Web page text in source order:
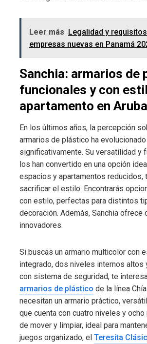
Leer más Legalidad y
empresas nuevas en Panamá
Sanchia: armarios de
funcionales y con
apartamento en Aruba
En los últimos años, la percepción
armarios de plástico ha evolucionado
significativamente. Su versatilidad y
los han convertido en una opción
espacios y apartamentos reducidos,
sacrificar el estilo. Encontrarás
con estilo, perfectas para distintos
decoración. Además, Sanchia ofrece
innovadores.
Si buscas un armario multicolor con
integrado, dos niveles internos altos
con sistema de seguridad, te
armarios de plástico de la línea
necesitan un armario práctico,
que cuenta con cuatro niveles y
de mover y limpiar, ideal para
juegos organizado, el Teresita